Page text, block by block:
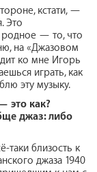
кстати, —
Это
родное — то, что
на «Джазовом
ко мне Игорь
играть, как
эту музыку.
это как?
джаз: либо
таки близость к
джаза 1940